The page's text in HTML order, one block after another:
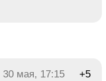
30 мая, 17:15 +5